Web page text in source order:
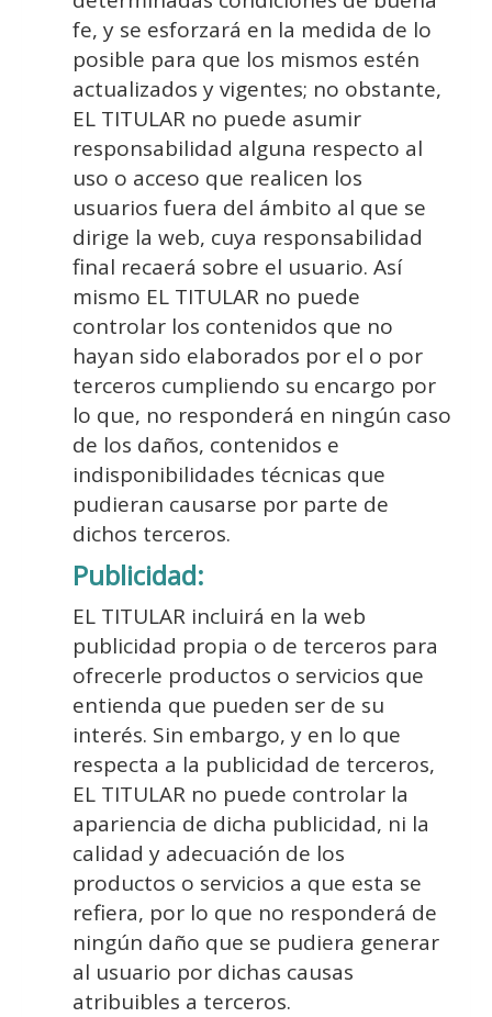
fe, y se esforzará en la medida de lo
posible para que los mismos estén
actualizados y vigentes; no obstante,
EL TITULAR no puede asumir
responsabilidad alguna respecto al
uso o acceso que realicen los
usuarios fuera del ámbito al que se
dirige la web, cuya responsabilidad
final recaerá sobre el usuario. Así
mismo EL TITULAR no puede
controlar los contenidos que no
hayan sido elaborados por el o por
terceros cumpliendo su encargo por
lo que, no responderá en ningún caso
de los daños, contenidos e
indisponibilidades técnicas que
pudieran causarse por parte de
dichos terceros.
Publicidad:
EL TITULAR incluirá en la web
publicidad propia o de terceros para
ofrecerle productos o servicios que
entienda que pueden ser de su
interés. Sin embargo, y en lo que
respecta a la publicidad de terceros,
EL TITULAR no puede controlar la
apariencia de dicha publicidad, ni la
calidad y adecuación de los
productos o servicios a que esta se
refiera, por lo que no responderá de
ningún daño que se pudiera generar
al usuario por dichas causas
atribuibles a terceros.